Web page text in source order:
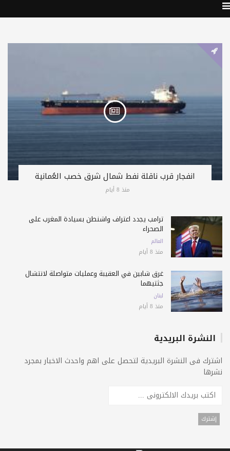
انفجار قرب ناقلة نفط شمال شرق خصب العُمانية
منذ 8 أيام
ترامب يجدد اعتراف واشنطن بسيادة المغرب على
الصحراء
العالم
منذ 8 أيام
غرق شابين في العقيبة وعمليات متواصلة لانتشال
جثتيهما
لبنان
منذ 8 أيام
النشرة البريدية
اشترك فى النشرة البريدية لتحصل على اهم واحدث الاخبار بمجرد
نشرها